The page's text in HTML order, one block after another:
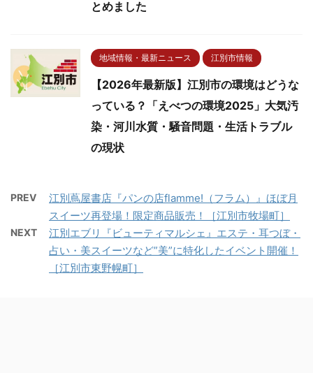
とめました
地域情報・最新ニュース 江別市情報
【2026年最新版】江別市の環境はどうな
っている？「えべつの環境2025」大気汚
染・河川水質・騒音問題・生活トラブル
の現状
PREV
江別蔦屋書店『パンの店flamme!（フラム）』ほぼ月
スイーツ再登場！限定商品販売！［江別市牧場町］
NEXT
江別エブリ『ビューティマルシェ』エステ・耳つぼ・
占い・美スイーツなど”美”に特化したイベント開催！
［江別市東野幌町］